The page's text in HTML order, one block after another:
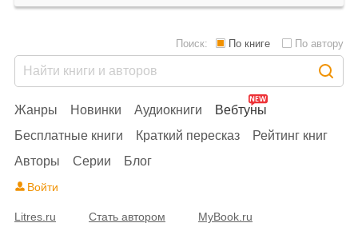
Жанры Новинки Аудиокниги
Вебтуны
Бесплатные книги
Краткий пересказ
Рейтинг книг
Авторы
Серии Блог
Поиск: По книге По автору
Войти
Litres.ru Стать автором MyBook.ru